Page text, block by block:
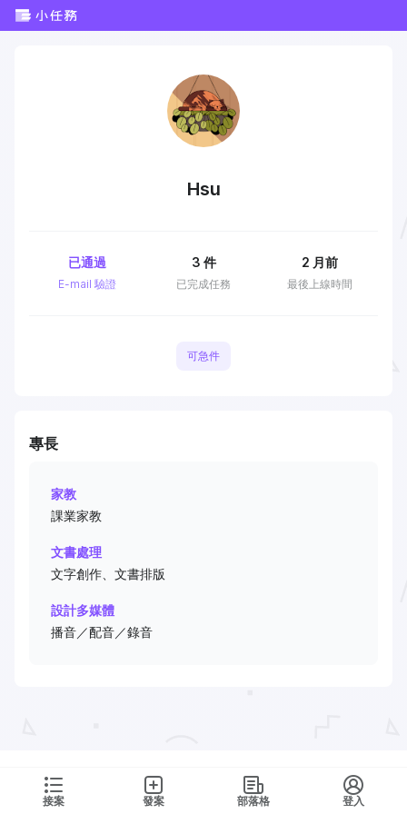
接案 發案 部落格 登入
Hsu
E-mail 驗證
已通過
已完成任務
3 件
最後上線時間
2 月前
可急件
專長
家教
課業家教
文書處理
文字創作、文書排版
設計多媒體
播音／配音／錄音